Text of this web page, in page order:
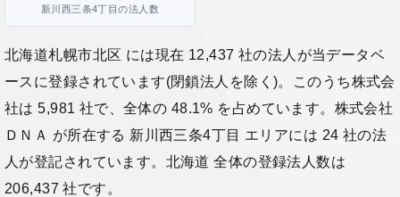
新川西三条4丁目の法人数
北海道札幌市北区 には現在 12,437 社の法人が当データベ
ースに登録されています(閉鎖法人を除く)。このうち株式会
社は 5,981 社で、全体の 48.1% を占めています。株式会社
ＤＮＡ が所在する 新川西三条4丁目 エリアには 24 社の法
人が登記されています。北海道 全体の登録法人数は
206,437 社です。